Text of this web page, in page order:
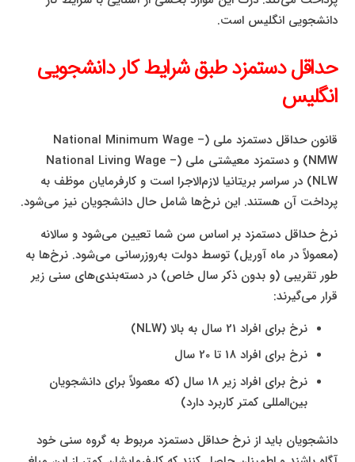
دانشجویی انگلیس است.
حداقل دستمزد طبق شرایط کار دانشجویی
انگلیس
قانون حداقل دستمزد ملی (National Minimum Wage –
NMW) و دستمزد معیشتی ملی (National Living Wage –
NLW) در سراسر بریتانیا لازم‌الاجرا است و کارفرمایان موظف به
پرداخت آن هستند. این نرخ‌ها شامل حال دانشجویان نیز می‌شود.
نرخ حداقل دستمزد بر اساس سن شما تعیین می‌شود و سالانه
(معمولاً در ماه آوریل) توسط دولت به‌روزرسانی می‌شود. نرخ‌ها به
طور تقریبی (و بدون ذکر سال خاص) در دسته‌بندی‌های سنی زیر
قرار می‌گیرند:
نرخ برای افراد 21 سال به بالا (NLW)
نرخ برای افراد 18 تا 20 سال
نرخ برای افراد زیر 18 سال (که معمولاً برای دانشجویان
بین‌المللی کمتر کاربرد دارد)
دانشجویان باید از نرخ حداقل دستمزد مربوط به گروه سنی خود